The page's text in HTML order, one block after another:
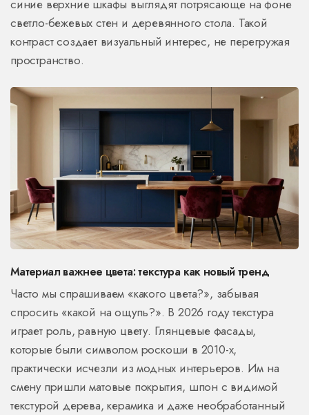
синие верхние шкафы выглядят потрясающе на фоне
светло-бежевых стен и деревянного стола. Такой
контраст создает визуальный интерес, не перегружая
пространство.
Материал важнее цвета: текстура как новый тренд
Часто мы спрашиваем «какого цвета?», забывая
спросить «какой на ощупь?». В 2026 году текстура
играет роль, равную цвету. Глянцевые фасады,
которые были символом роскоши в 2010-х,
практически исчезли из модных интерьеров. Им на
смену пришли матовые покрытия, шпон с видимой
текстурой дерева, керамика и даже необработанный